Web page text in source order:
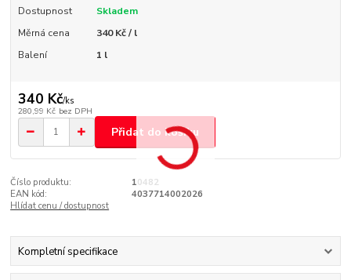
Dostupnost
Skladem
Měrná cena
340 Kč / l
Balení
1 l
340 Kč/ks
280,99 Kč bez DPH
Přidat do košíku
Číslo produktu:
10482
EAN kód:
4037714002026
Hlídat cenu / dostupnost
Kompletní specifikace